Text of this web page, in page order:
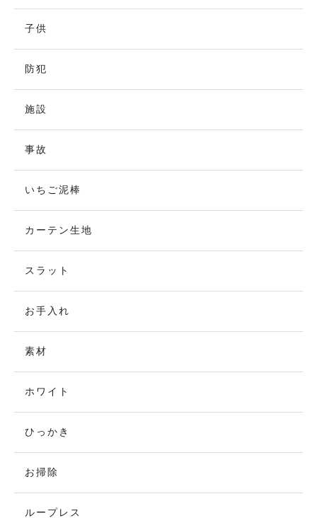
子供
防犯
施設
事故
いちご泥棒
カーテン生地
スラット
お手入れ
素材
ホワイト
ひっかき
お掃除
ループレス